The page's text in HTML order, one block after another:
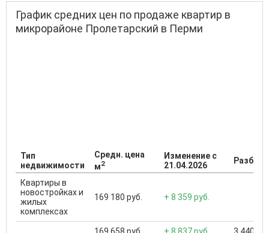
График средних цен по продаже квартир в
микрорайоне Пролетарский в Перми
Тип
недвижимости
Средн. цена
м2
Изменение с
21.04.2026
Квартиры в
новостройках и
жилых
комплексах
169 180 руб. + 8 359 руб.